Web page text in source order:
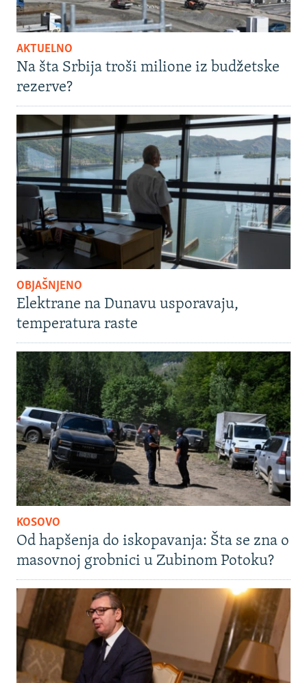
AKTUELNO
Na šta Srbija troši milione iz budžetske
rezerve?
OBJAŠNJENO
Elektrane na Dunavu usporavaju,
temperatura raste
KOSOVO
Od hapšenja do iskopavanja: Šta se zna o
masovnoj grobnici u Zubinom Potoku?